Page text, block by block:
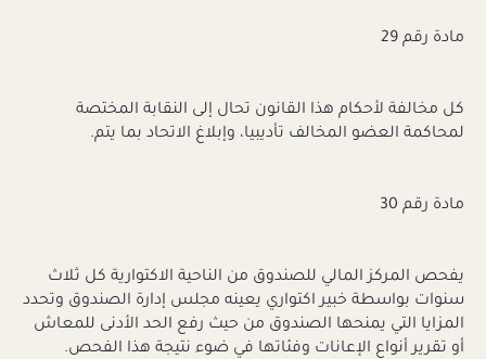
مادة رقم 29
كل مخالفة لأحكام هذا القانون تحال إلى النقابة المختصة
لمحاكمة العضو المخالف تأديبيا، وإبلاغ الاتحاد بما يتم.
مادة رقم 30
يفحص المركز المالي للصندوق من الناحية الاكتوارية كل ثلاث
سنوات بواسطة خبير اكتواري يعينه مجلس إدارة الصندوق وتحدد
المزايا التي يمنحها الصندوق من حيث رفع الحد الأدنى للمعاش
أو تقرير أنواع الإعانات وفئاتها في ضوء نتيجة هذا الفحص.